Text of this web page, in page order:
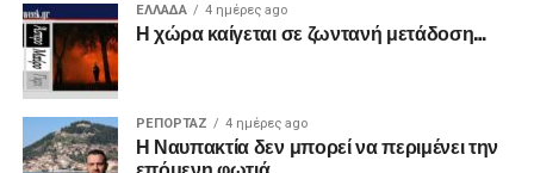
ΕΛΛΑΔΑ 4 ημέρες ago
Η χώρα καίγεται σε ζωντανή μετάδοση…
ΡΕΠΟΡΤΑΖ 4 ημέρες ago
Η Ναυπακτία δεν μπορεί να περιμένει την